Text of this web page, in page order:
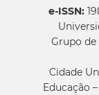
e-ISSN:
Grupo de
Cidade
Educação